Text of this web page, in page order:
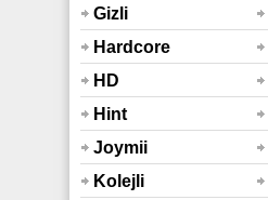
Gizli
Çekim
Hardcore
HD
Hint
Sex
Joymii
Kolejli